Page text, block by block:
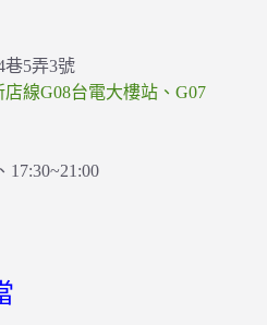
巷5弄3號
店線G08台電大樓站、G07
17:30~21:00